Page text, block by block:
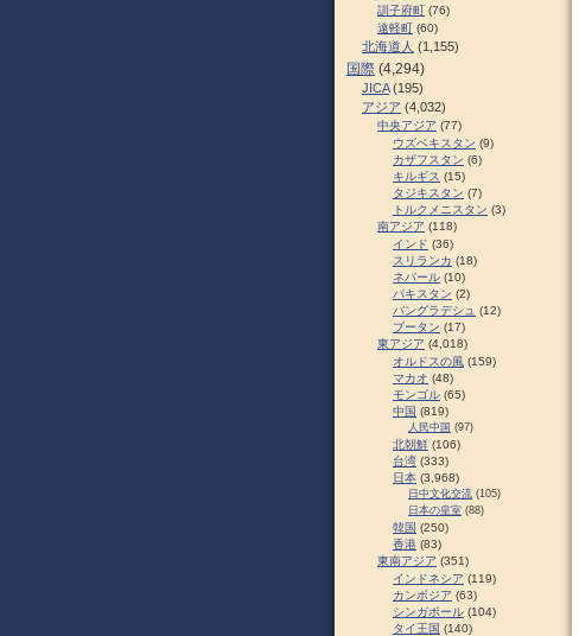
訓子府町 (76)
遠軽町 (60)
北海道人 (1,155)
国際 (4,294)
JICA(195)
アジア (4,032)
中央アジア (77)
ウズベキスタン (9)
カザフスタン (6)
キルギス (15)
タジキスタン (7)
トルクメニスタン (3)
南アジア (118)
インド (36)
スリランカ (18)
ネパール (10)
パキスタン (2)
バングラデシュ (12)
ブータン (17)
東アジア (4,018)
オルドスの風 (159)
マカオ (48)
モンゴル (65)
中国 (819)
人民中国 (97)
北朝鮮 (106)
台湾 (333)
日本 (3,968)
日中文化交流 (105)
日本の皇室 (88)
韓国 (250)
香港 (83)
東南アジア (351)
インドネシア (119)
カンボジア (63)
シンガポール (104)
タイ王国 (140)